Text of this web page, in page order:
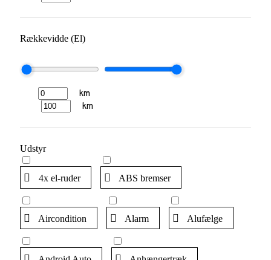
Rækkevidde (El)
km
km
Udstyr
4x el-ruder ABS bremser
Aircondition Alarm Alufælge